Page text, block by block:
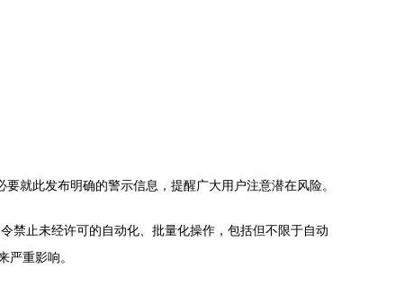
就此发布明确的警示信息，提醒广大用户注意潜在风险。
禁止未经许可的自动化、批量化操作，包括但不限于自动
重影响。